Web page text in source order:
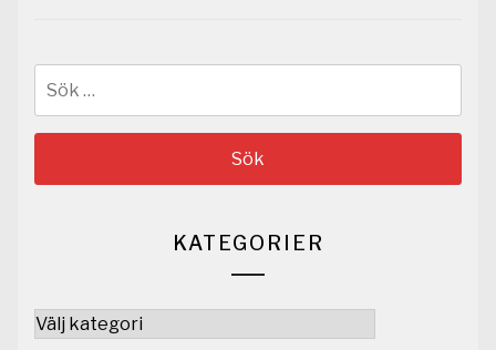
KATEGORIER
Kategorier